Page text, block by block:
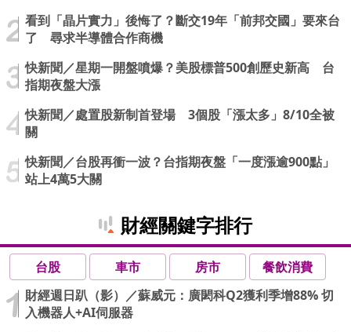
看到「晶片實力」後悔了？斷交19年「前邦交國」要來台
了 尋求半導體合作商機
快新聞／星期一開盤噴爆？美股標普500創歷史新高 台
指期夜盤大漲
快新聞／處置股新制首登場 3個股「漲太多」8/10全被
關
快新聞／台股再衝一波？台指期夜盤「一度漲逾900點」
站上4萬5大關
財經關鍵字排行
台股 車市 房市
餐飲消費
財經週日趴（影）／蘇威元：廣閎科Q2獲利季增88% 切
入機器人+AI伺服器